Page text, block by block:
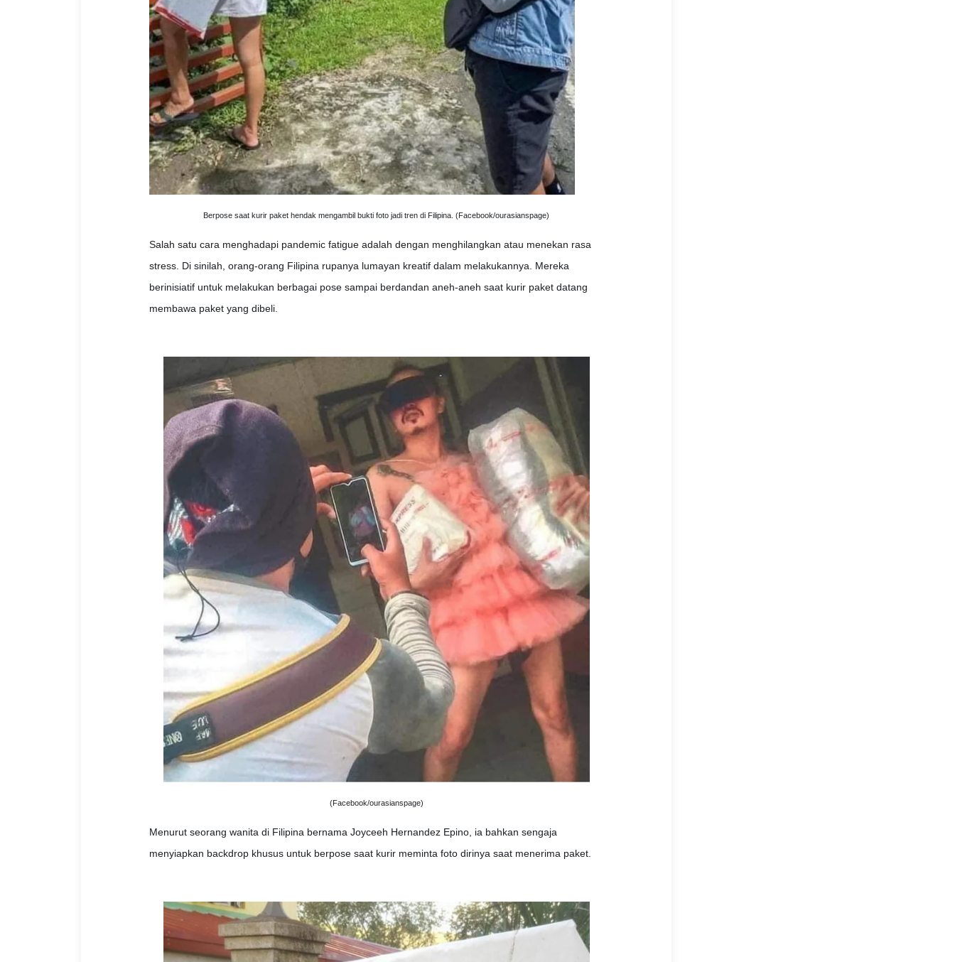
Berpose saat kurir paket hendak mengambil bukti foto jadi tren di Filipina. (Facebook/ourasianspage)
Salah satu cara menghadapi pandemic fatigue adalah dengan menghilangkan atau menekan rasa
stress. Di sinilah, orang-orang Filipina rupanya lumayan kreatif dalam melakukannya. Mereka
berinisiatif untuk melakukan berbagai pose sampai berdandan aneh-aneh saat kurir paket datang
membawa paket yang dibeli.
(Facebook/ourasianspage)
Menurut seorang wanita di Filipina bernama Joyceeh Hernandez Epino, ia bahkan sengaja
menyiapkan backdrop khusus untuk berpose saat kurir meminta foto dirinya saat menerima paket.